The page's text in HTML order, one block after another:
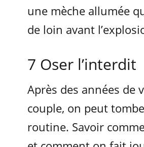
une mèche allumée
de loin avant
7 Oser l’interdit
Après des années de
couple, on peut
routine. Savoir